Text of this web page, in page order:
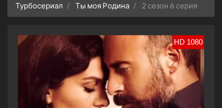
Турбосериал Ты моя Родина 2 сезон 6 серия
HD 1080